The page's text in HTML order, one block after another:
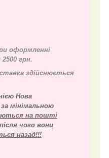
оформленні
грн.
здійснюється
Нова
мінімальною
на пошті
чого вони
назад!!!